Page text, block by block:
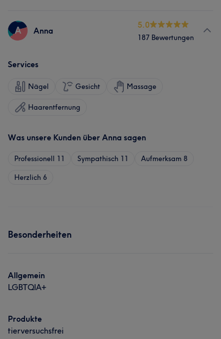
A Anna
5.0
187 Bewertungen
Services
Nägel Gesicht Massage
Haarentfernung
Was unsere Kunden über Anna sagen
Professionell 11 Sympathisch 11 Aufmerksam 8
Herzlich 6
Besonderheiten
Allgemein
LGBTQIA+
Produkte
tierversuchsfrei